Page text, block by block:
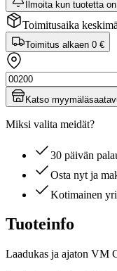
Ilmoita kun tuotetta
Toimitusaika
Toimitus alkaen 0 €
Katso
Miksi valita meidät?
30 päivän
Osta nyt ja
Kotimainen
Tuoteinfo
Laadukas ja ajaton VM